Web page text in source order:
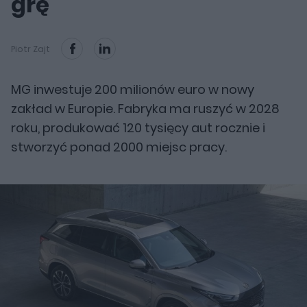
Piotr Zajt
MG inwestuje 200 milionów euro w nowy
zakład w Europie. Fabryka ma ruszyć w 2028
roku, produkować 120 tysięcy aut rocznie i
stworzyć ponad 2000 miejsc pracy.